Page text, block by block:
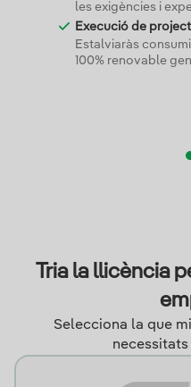
les exigències i
Execució de
Estalviaràs
100% renovable
Tria la llicència
Selecciona la que